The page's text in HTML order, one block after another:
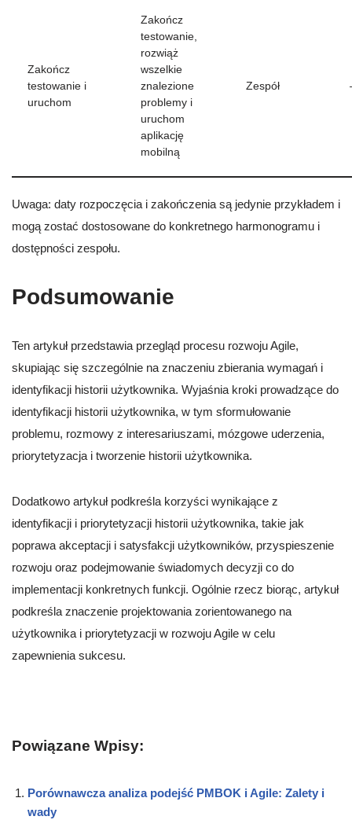
Zakończ
testowanie i
uruchom
Zakończ
testowanie,
rozwiąż
wszelkie
znalezione
problemy i
uruchom
aplikację
mobilną
Zespół
Uwaga: daty rozpoczęcia i zakończenia są jedynie przykładem i
mogą zostać dostosowane do konkretnego harmonogramu i
dostępności zespołu.
Podsumowanie
Ten artykuł przedstawia przegląd procesu rozwoju Agile,
skupiając się szczególnie na znaczeniu zbierania wymagań i
identyfikacji historii użytkownika. Wyjaśnia kroki prowadzące do
identyfikacji historii użytkownika, w tym sformułowanie
problemu, rozmowy z interesariuszami, mózgowe uderzenia,
priorytetyzacja i tworzenie historii użytkownika.
Dodatkowo artykuł podkreśla korzyści wynikające z
identyfikacji i priorytetyzacji historii użytkownika, takie jak
poprawa akceptacji i satysfakcji użytkowników, przyspieszenie
rozwoju oraz podejmowanie świadomych decyzji co do
implementacji konkretnych funkcji. Ogólnie rzecz biorąc, artykuł
podkreśla znaczenie projektowania zorientowanego na
użytkownika i priorytetyzacji w rozwoju Agile w celu
zapewnienia sukcesu.
Powiązane Wpisy:
Porównawcza analiza podejść PMBOK i Agile: Zalety i
wady